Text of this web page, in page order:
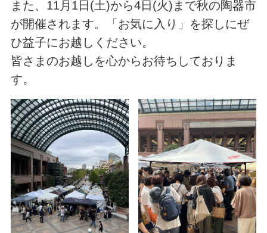
また、11月1日(土)から4日(火)まで秋の陶器市
が開催されます。「お気に入り」を探しにぜ
ひ益子にお越しください。
皆さまのお越しを心からお待ちしておりま
す。